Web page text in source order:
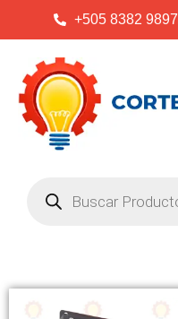
+505 8382 9897